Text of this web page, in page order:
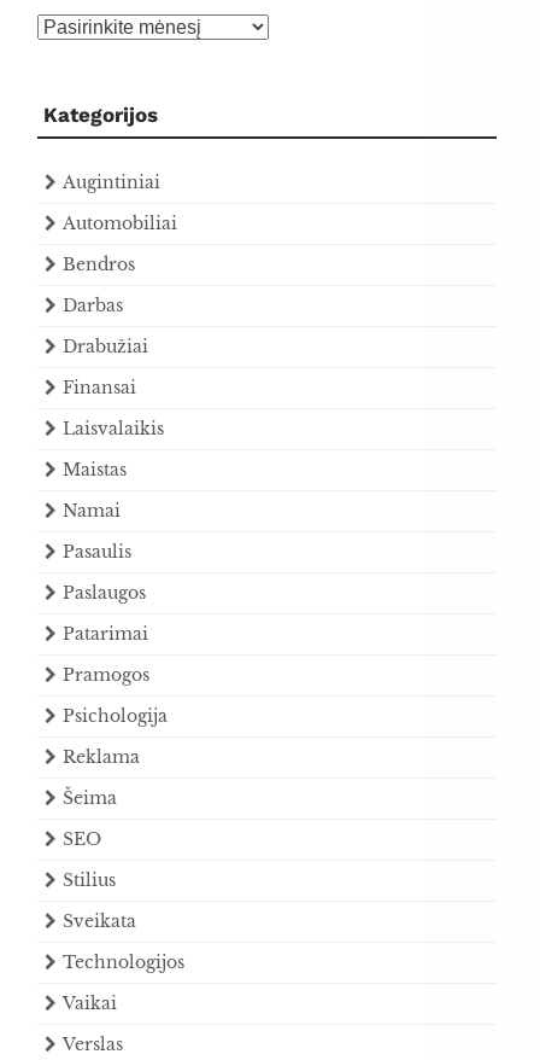
Archyvas
Kategorijos
Augintiniai
Automobiliai
Bendros
Darbas
Drabužiai
Finansai
Laisvalaikis
Maistas
Namai
Pasaulis
Paslaugos
Patarimai
Pramogos
Psichologija
Reklama
Šeima
SEO
Stilius
Sveikata
Technologijos
Vaikai
Verslas